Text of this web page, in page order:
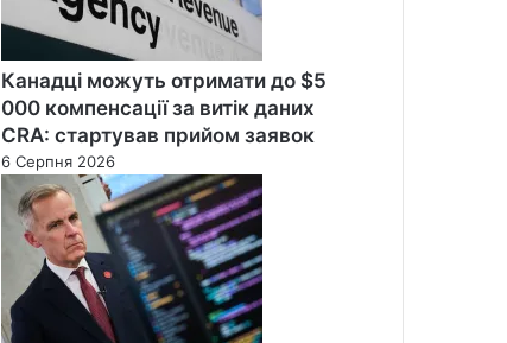
Канадці можуть отримати до $5
000 компенсації за витік даних
CRA: стартував прийом заявок
6 Серпня 2026